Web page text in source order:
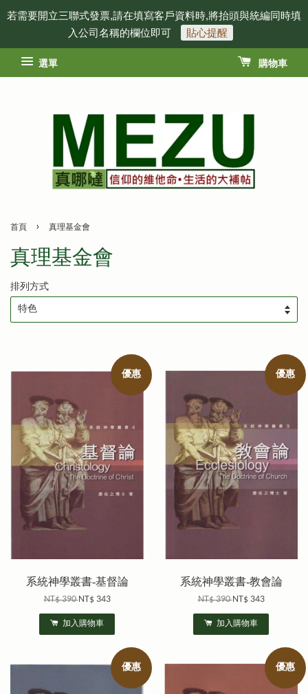
若需要開立三聯式發票,請在填寫客戶資料時,將抬頭與統編同時填
入公司名稱的欄位即可
貼心提醒
選單 購物車
首頁 › 真理基金會
真理基金會
排列方式
優惠
系統神學叢書-基督論
NT$ 390NT$ 343
加入購物車
優惠
系統神學叢書-教會論
NT$ 390NT$ 343
加入購物車
優惠 優惠